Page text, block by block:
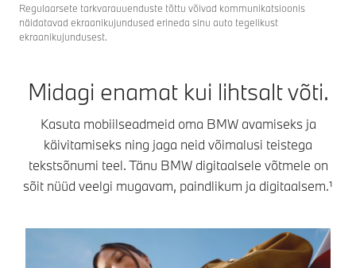
Regulaarsete tarkvarauuenduste tõttu võivad kommunikatsioonis
näidatavad ekraanikujundused erineda sinu auto tegelikust
ekraanikujundusest.
Midagi enamat kui lihtsalt võti.
Kasuta mobiilseadmeid oma BMW avamiseks ja
käivitamiseks ning jaga neid võimalusi teistega
tekstsõnumi teel. Tänu BMW digitaalsele võtmele on
sõit nüüd veelgi mugavam, paindlikum ja digitaalsem.¹